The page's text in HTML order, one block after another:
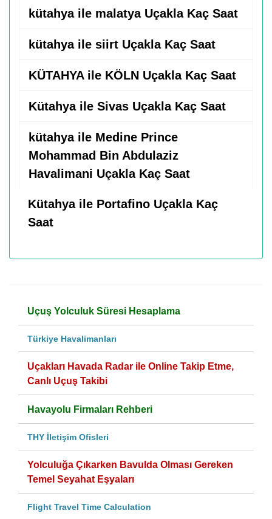
kütahya ile malatya Uçakla Kaç Saat
kütahya ile siirt Uçakla Kaç Saat
KÜTAHYA ile KÖLN Uçakla Kaç Saat
Kütahya ile Sivas Uçakla Kaç Saat
kütahya ile Medine Prince
Mohammad Bin Abdulaziz
Havalimani Uçakla Kaç Saat
Kütahya ile Portafino Uçakla Kaç
Saat
Uçuş Yolculuk Süresi Hesaplama
Türkiye Havalimanları
Uçakları Havada Radar ile Online Takip Etme,
Canlı Uçuş Takibi
Havayolu Firmaları Rehberi
THY İletişim Ofisleri
Yolculuğa Çıkarken Bavulda Olması Gereken
Temel Seyahat Eşyaları
Flight Travel Time Calculation